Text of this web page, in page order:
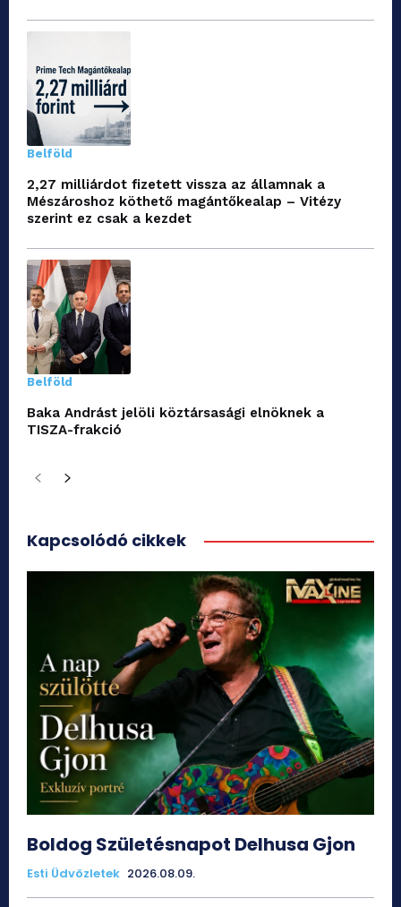
Belföld
2,27 milliárdot fizetett vissza az államnak a
Mészároshoz köthető magántőkealap – Vitézy
szerint ez csak a kezdet
Belföld
Baka Andrást jelöli köztársasági elnöknek a
TISZA-frakció
Kapcsolódó cikkek
Boldog Születésnapot Delhusa Gjon
Esti Üdvözletek 2026.08.09.